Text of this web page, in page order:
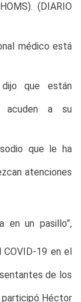
(DIARIO
médico está
que están
acuden a su
que le ha
atenciones
en un pasillo”,
19 en el
de los
participó Héctor